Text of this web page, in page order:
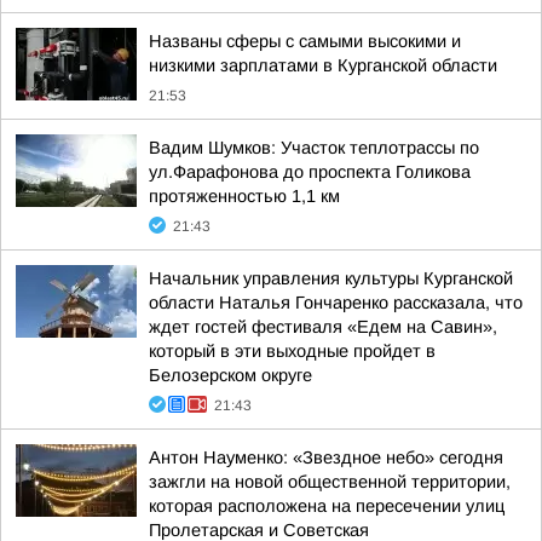
Названы сферы с самыми высокими и
низкими зарплатами в Курганской области
21:53
Вадим Шумков: Участок теплотрассы по
ул.Фарафонова до проспекта Голикова
протяженностью 1,1 км
21:43
Начальник управления культуры Курганской
области Наталья Гончаренко рассказала, что
ждет гостей фестиваля «Едем на Савин»,
который в эти выходные пройдет в
Белозерском округе
21:43
Антон Науменко: «Звездное небо» сегодня
зажгли на новой общественной территории,
которая расположена на пересечении улиц
Пролетарская и Советская